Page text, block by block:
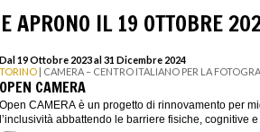
APRONO IL 19 OTTOBRE
Dal 19 Ottobre 2023 al 31 Dicembre 2024
TORINO | CAMERA – CENTRO ITALIANO PER LA
OPEN CAMERA
Open CAMERA è un progetto di rinnovamento per
l’inclusività abbattendo le barriere fisiche, cognitive